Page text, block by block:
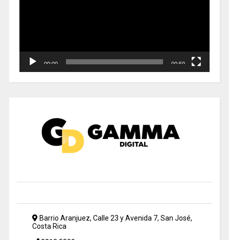
00:00 00:59
Barrio Aranjuez, Calle 23 y Avenida 7, San José,
Costa Rica